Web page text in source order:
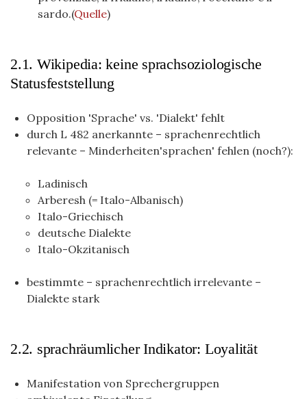
sardo.(Quelle)
2.1. Wikipedia: keine sprachsoziologische
Statusfeststellung
Opposition 'Sprache' vs. 'Dialekt' fehlt
durch L 482 anerkannte – sprachenrechtlich
relevante – Minderheiten'sprachen' fehlen (noch?):
Ladinisch
Arberesh (= Italo-Albanisch)
Italo-Griechisch
deutsche Dialekte
Italo-Okzitanisch
bestimmte – sprachenrechtlich irrelevante –
Dialekte stark
2.2. sprachräumlicher Indikator: Loyalität
Manifestation von Sprechergruppen